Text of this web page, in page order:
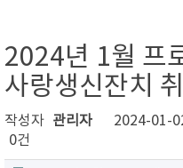
2024년 1월 프
사랑생신잔치
작성자 관리자 2024-01-
0건